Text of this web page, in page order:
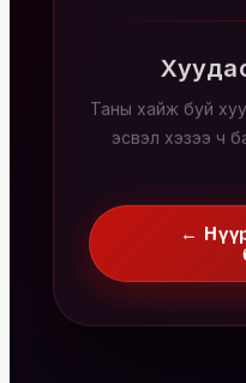
Таны хайж буй
эсвэл хэзээ ч
←